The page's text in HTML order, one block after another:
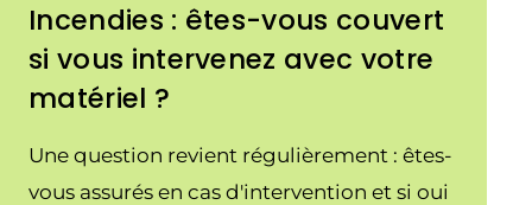
Incendies : êtes-vous couvert
si vous intervenez avec votre
matériel ?
Une question revient régulièrement : êtes-
vous assurés en cas d'intervention et si oui